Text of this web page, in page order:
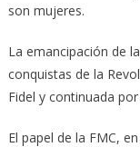
son mujeres.
La emancipación de
conquistas de la
Fidel y continuada
El papel de la FMC,